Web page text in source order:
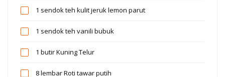
1 sendok teh kulit jeruk lemon parut
1 sendok teh vanili bubuk
1 butirKuning Telur
8 lembarRoti tawar putih